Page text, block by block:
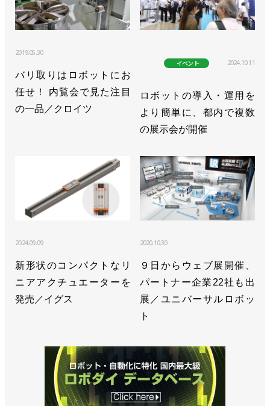
2019.05.30
バリ取りはロボットにお
任せ！ 内覧会で見た注目
の一品／クロイツ
イベント 2024.10.11
ロボットの導入・運用を
より簡単に、都内で複数
の展示会が開催
2024.09.09
新形状のコンパクトなリ
ニアアクチュエーターを
発売／イグス
2020.10.30
９日からウェブ展開催、
パートナー企業22社も出
展／ユニバーサルロボッ
ト